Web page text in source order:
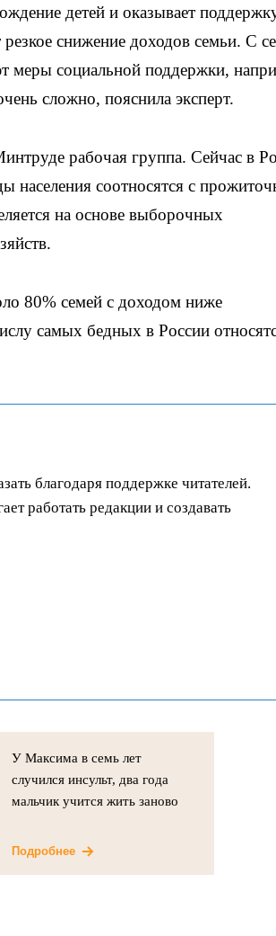
детей и оказывает
снижение доходов семьи. С
меры социальной поддержки,
сложно, пояснила эксперт.
рабочая группа. Сейчас в
населения соотносятся с
на основе выборочных
80% семей с доходом ниже
самых бедных в России
благодаря поддержке читателей.
работать редакции и создавать
У Максима в семь лет
случился инсульт, два года
мальчик учится жить заново
Подробнее